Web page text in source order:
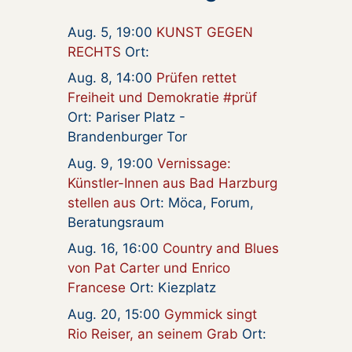
Aug. 5, 19:00 KUNST GEGEN
RECHTS Ort:
Aug. 8, 14:00 Prüfen rettet
Freiheit und Demokratie #prüf
Ort: Pariser Platz -
Brandenburger Tor
Aug. 9, 19:00 Vernissage:
Künstler-Innen aus Bad Harzburg
stellen aus Ort: Möca, Forum,
Beratungsraum
Aug. 16, 16:00 Country and Blues
von Pat Carter und Enrico
Francese Ort: Kiezplatz
Aug. 20, 15:00 Gymmick singt
Rio Reiser, an seinem Grab Ort: